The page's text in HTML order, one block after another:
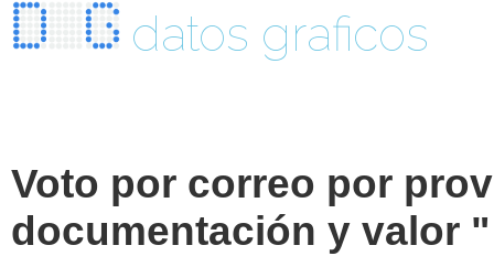
datos graficos
Voto por correo por
documentación y valor